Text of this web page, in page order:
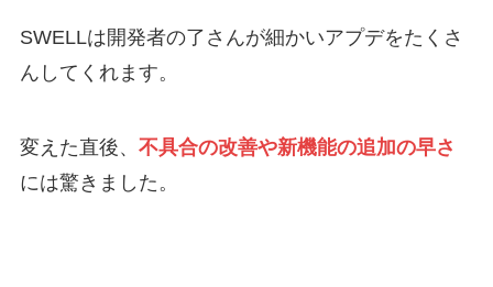
SWELLは開発者の了さんが細かいアプデをたくさ
んしてくれます。
変えた直後、 不具合の改善や新機能の追加の早さ
には驚きました。